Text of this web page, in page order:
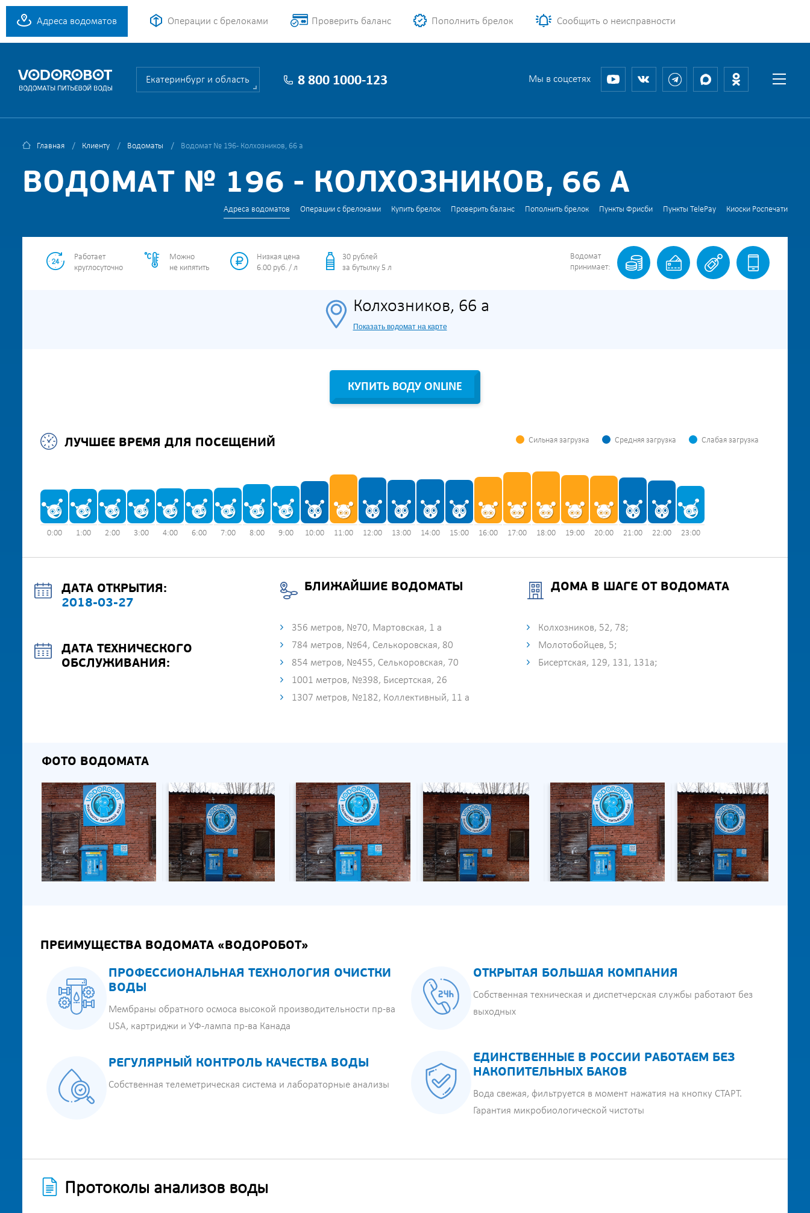
Адреса водоматов Операции с брелоками Проверить баланс Пополнить брелок Сообщить о неисправности
Екатеринбург и область 8 800 1000-123 Мы в соцсетях
Главная Клиенту Водоматы Водомат № 196 - Колхозников, 66 а
ВОДОМАТ № 196 - КОЛХОЗНИКОВ, 66 А
Адреса водоматов Операции с брелоками Купить брелок Проверить баланс Пополнить брелок Пункты Фрисби Пункты TelePay Киоски Роспечати
Работает
круглосуточно
Можно
не кипятить
Низкая цена
6.00 руб. / л
30 рублей
за бутылку 5 л
Водомат
принимает:
Колхозников, 66 а
Показать водомат на карте
КУПИТЬ ВОДУ ONLINE
ЛУЧШЕЕ ВРЕМЯ ДЛЯ ПОСЕЩЕНИЙ Сильная загрузка Средняя загрузка Слабая загрузка
0:00 1:00 2:00 3:00 4:00 6:00 7:00 8:00 9:00 10:00 11:00 12:00 13:00 14:00 15:00 16:00 17:00 18:00 19:00 20:00 21:00 22:00 23:00
ДАТА ОТКРЫТИЯ:
2018-03-27
ДАТА ТЕХНИЧЕСКОГО
ОБСЛУЖИВАНИЯ:
БЛИЖАЙШИЕ ВОДОМАТЫ
356 метров, №70, Мартовская, 1 а
784 метров, №64, Селькоровская, 80
854 метров, №455, Селькоровская, 70
1001 метров, №398, Бисертская, 26
1307 метров, №182, Коллективный, 11 а
ДОМА В ШАГЕ ОТ ВОДОМАТА
Колхозников, 52, 78;
Молотобойцев, 5;
Бисертская, 129, 131, 131а;
ФОТО ВОДОМАТА
ПРЕИМУЩЕСТВА ВОДОМАТА «ВОДОРОБОТ»
ПРОФЕССИОНАЛЬНАЯ ТЕХНОЛОГИЯ ОЧИСТКИ
ВОДЫ
Мембраны обратного осмоса высокой производительности пр-ва
USA, картриджи и УФ-лампа пр-ва Канада
РЕГУЛЯРНЫЙ КОНТРОЛЬ КАЧЕСТВА ВОДЫ
Собственная телеметрическая система и лабораторные анализы
ОТКРЫТАЯ БОЛЬШАЯ КОМПАНИЯ
Собственная техническая и диспетчерская службы работают без
выходных
ЕДИНСТВЕННЫЕ В РОССИИ РАБОТАЕМ БЕЗ
НАКОПИТЕЛЬНЫХ БАКОВ
Вода свежая, фильтруется в момент нажатия на кнопку СТАРТ.
Гарантия микробиологической чистоты
Протоколы анализов воды